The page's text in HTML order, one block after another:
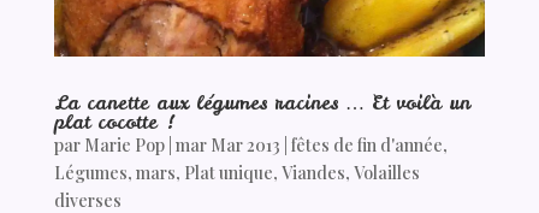
La canette aux légumes racines … Et voilà un
plat cocotte !
par Marie Pop| mar Mar 2013 fêtes de fin d'année,
Légumes, mars, Plat unique, Viandes, Volailles
diverses